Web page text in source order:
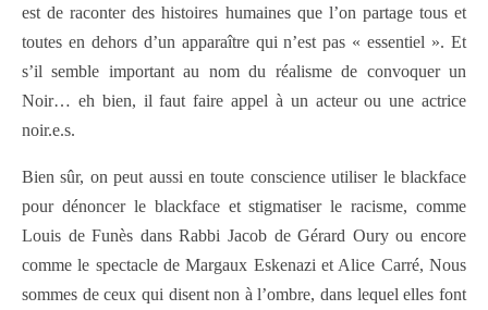
est de raconter des histoires humaines que l’on partage tous et
toutes en dehors d’un apparaître qui n’est pas « essentiel ». Et
s’il semble important au nom du réalisme de convoquer un
Noir… eh bien, il faut faire appel à un acteur ou une actrice
noir.e.s.
Bien sûr, on peut aussi en toute conscience utiliser le blackface
pour dénoncer le blackface et stigmatiser le racisme, comme
Louis de Funès dans Rabbi Jacob de Gérard Oury ou encore
comme le spectacle de Margaux Eskenazi et Alice Carré, Nous
sommes de ceux qui disent non à l’ombre, dans lequel elles font